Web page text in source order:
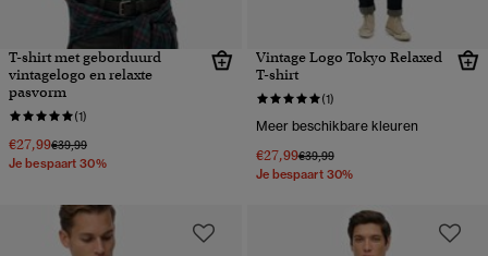
T-shirt met geborduurd
vintagelogo en relaxte
pasvorm
(1)
€27,99Prijs verlaagd van
€39,99naar
Je bespaart 30%
Vintage Logo Tokyo Relaxed
T-shirt
(1)
Meer beschikbare kleuren
€27,99Prijs verlaagd van
€39,99naar
Je bespaart 30%